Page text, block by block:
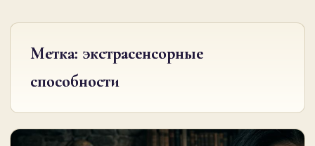
Метка: экстрасенсорные
способности